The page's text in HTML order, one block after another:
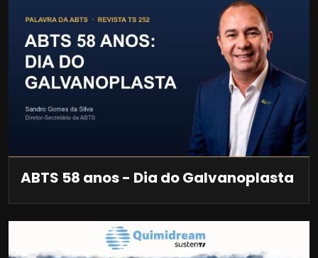
ABTS 58 anos - Dia do Galvanoplasta